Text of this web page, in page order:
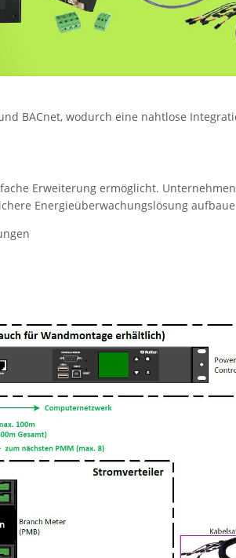
BACnet, wodurch eine nahtlose
Erweiterung ermöglicht.
Energieüberwachungslösung